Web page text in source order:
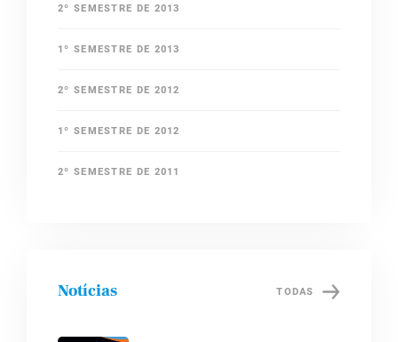
2º SEMESTRE DE 2013
1º SEMESTRE DE 2013
2º SEMESTRE DE 2012
1º SEMESTRE DE 2012
2º SEMESTRE DE 2011
Notícias TODAS